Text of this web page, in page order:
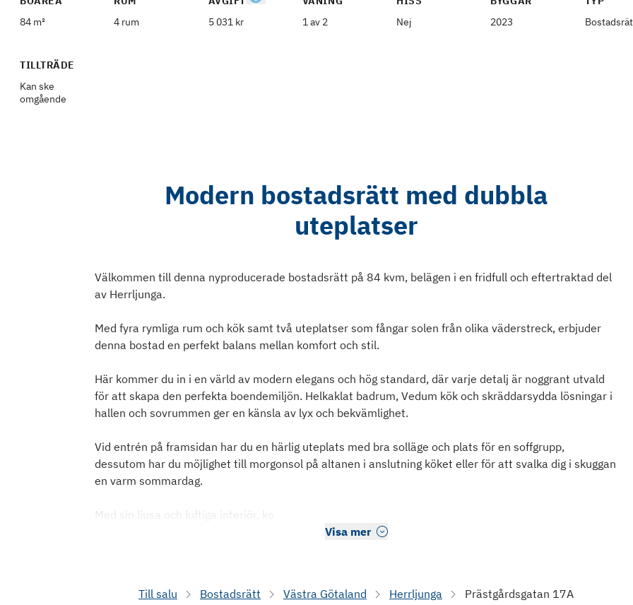
84 m²
4 rum
5 031 kr
1 av 2
Nej
2023
TILLTRÄDE
Kan ske
omgående
Modern bostadsrätt med dubbla
uteplatser
Välkommen till denna nyproducerade bostadsrätt på 84 kvm, belägen i en fridfull och eftertraktad del
av Herrljunga.
Med fyra rymliga rum och kök samt två uteplatser som fångar solen från olika väderstreck, erbjuder
denna bostad en perfekt balans mellan komfort och stil.
Här kommer du in i en värld av modern elegans och hög standard, där varje detalj är noggrant utvald
för att skapa den perfekta boendemiljön. Helkaklat badrum, Vedum kök och skräddarsydda lösningar i
hallen och sovrummen ger en känsla av lyx och bekvämlighet.
Vid entrén på framsidan har du en härlig uteplats med bra solläge och plats för en soffgrupp,
dessutom har du möjlighet till morgonsol på altanen i anslutning köket eller för att svalka dig i skuggan
en varm sommardag.
Med sin ljusa och luftiga interiör, ko
Visa mer
Till salu Bostadsrätt Västra Götaland Herrljunga Prästgårdsgatan 17A